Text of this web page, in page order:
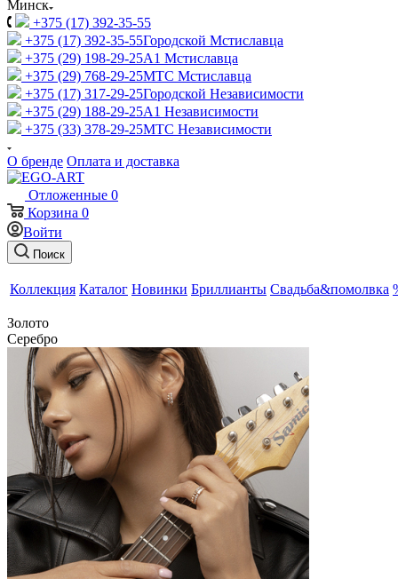
Минск
+375 (17) 392-35-55
+375 (17) 392-35-55Городской Мстиславца
+375 (29) 198-29-25A1 Мстиславца
+375 (29) 768-29-25МТС Мстиславца
+375 (17) 317-29-25Городской Независимости
+375 (29) 188-29-25A1 Независимости
+375 (33) 378-29-25МТС Независимости
О бренде Оплата и доставка
Отложенные 0
Корзина 0
Войти
Поиск
Коллекция Каталог Новинки Бриллианты Свадьба&помолвка
Золото
Серебро